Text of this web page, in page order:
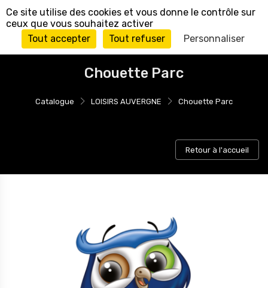
Chouette Parc
Catalogue LOISIRS AUVERGNE Chouette Parc
Retour à l'accueil
Panneau de gestion des cookies
Ce site utilise des cookies et vous donne le contrôle sur
ceux que vous souhaitez activer
Tout accepter
Tout refuser Personnaliser